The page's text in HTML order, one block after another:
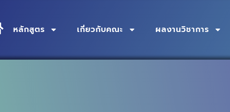
หลักสูตร เกี่ยวกับคณะ ผลงานวิชาการ